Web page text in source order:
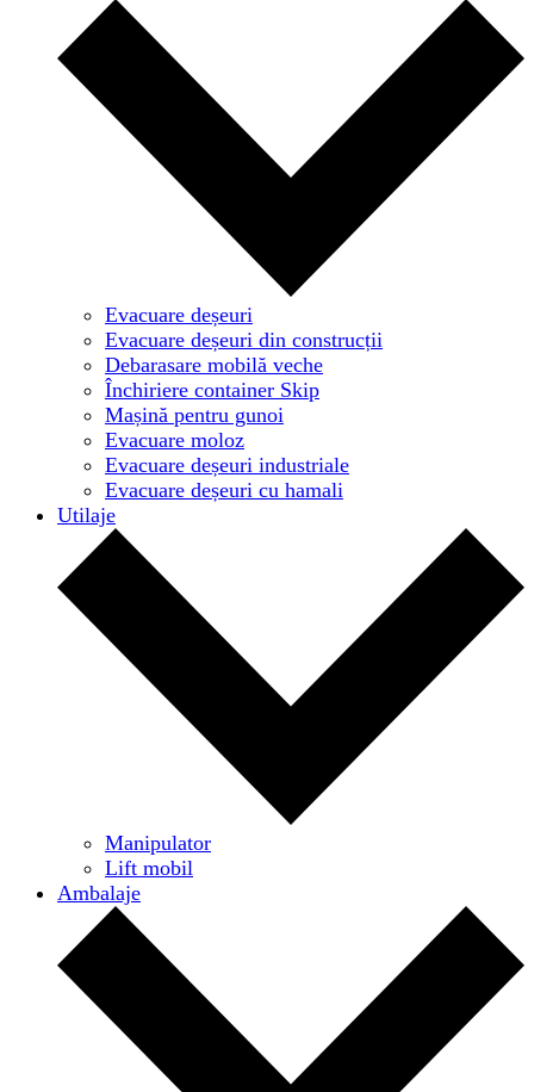
Evacuare deșeuri
Evacuare deșeuri din construcții
Debarasare mobilă veche
Închiriere container Skip
Mașină pentru gunoi
Evacuare moloz
Evacuare deșeuri industriale
Evacuare deșeuri cu hamali
Utilaje
Manipulator
Lift mobil
Ambalaje